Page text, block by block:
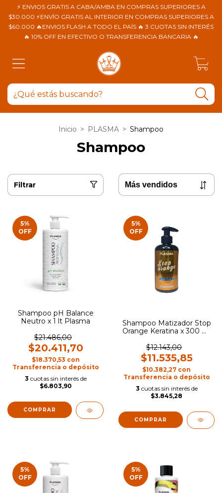
⚡ ENVIOS GRATIS A CABA/AMBA EN COMPRAS SUPERIORES A
$30.000 ⚡ENVÍO GRATIS AL INTERIOR EN COMPRAS SUPERIORES A
$60.000 🔥ENVIOS FLASH A TODO EL PAÍS 🔥 3 CUOTAS SIN INTERÉS
🔥 10% OFF EN EFECTIVO O TRANSFERENCIA BANCARIA 🔥
Inicio > PLASMA > Shampoo
Shampoo
Filtrar
5%
OFF
Shampoo pH Balance
Neutro x 1 lt Plasma
$21.486,00
$20.411,70
$18.370,53 con
Transferencia o depósito
3 cuotas sin interés de
$6.803,90
5%
OFF
Shampoo Matizador Stop
Orange Keratina x 300 ml
$12.143,00
$11.535,85
$10.382,27 con
Transferencia o depósito
3 cuotas sin interés de
$3.845,28
5%
OFF
5%
OFF